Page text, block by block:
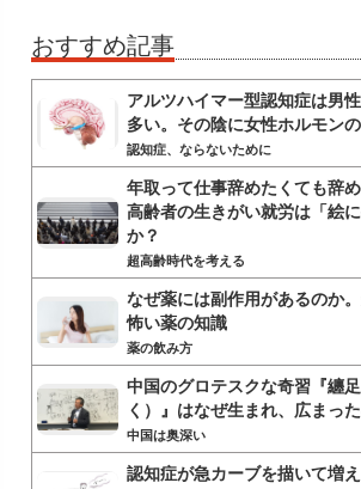
おすすめ記事
アルツハイマー型認知症は男
多い。その陰に女性ホルモン
認知症、ならないために
年取って仕事辞めたくても辞
高齢者の生きがい就労は「絵に
か？
超高齢時代を考える
なぜ薬には副作用があるのか
怖い薬の知識
薬の飲み方
中国のグロテスクな奇習『纏
く）』はなぜ生まれ、広まっ
中国は奥深い
認知症が急カーブを描いて増